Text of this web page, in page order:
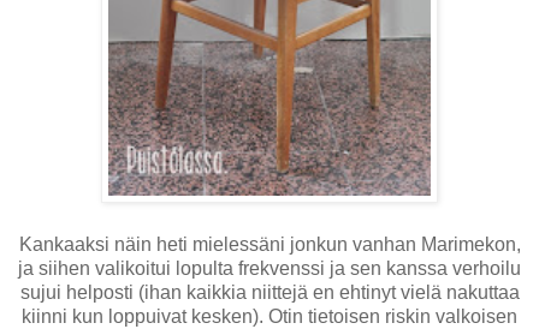
Kankaaksi näin heti mielessäni jonkun vanhan Marimekon,
ja siihen valikoitui lopulta frekvenssi ja sen kanssa verhoilu
sujui helposti (ihan kaikkia niittejä en ehtinyt vielä nakuttaa
kiinni kun loppuivat kesken). Otin tietoisen riskin valkoisen